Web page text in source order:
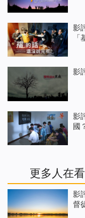
影
影
影
國
更多人在看
影
督